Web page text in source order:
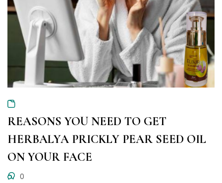
REASONS YOU NEED TO GET
HERBALYA PRICKLY PEAR SEED OIL
ON YOUR FACE
0